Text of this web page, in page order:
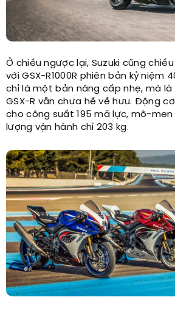
Ở chiều ngược lại, Suzuki cũng
với GSX-R1000R phiên bản kỷ niệm
chỉ là một bản nâng cấp nhẹ, mà là
GSX-R vẫn chưa hề về hưu. Động
cho công suất 195 mã lực, mô-men
lượng vận hành chỉ 203 kg.